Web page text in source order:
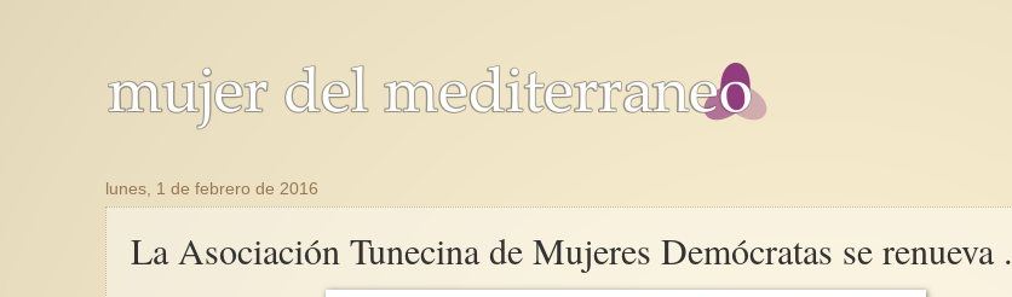
lunes, 1 de febrero de 2016
La Asociación Tunecina de Mujeres Demócratas se renueva .